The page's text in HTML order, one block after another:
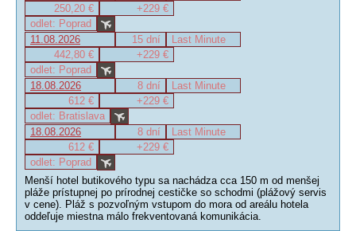
250,20 €
+229 €
odlet: Poprad
11.08.2026
15 dní
Last Minute
442,80 €
+229 €
odlet: Poprad
18.08.2026
8 dní
Last Minute
612 €
+229 €
odlet: Bratislava
18.08.2026
8 dní
Last Minute
612 €
+229 €
odlet: Poprad
Menší hotel butikového typu sa nachádza cca 150 m od menšej
pláže prístupnej po prírodnej cestičke so schodmi (plážový servis
v cene). Pláž s pozvoľným vstupom do mora od areálu hotela
oddeľuje miestna málo frekventovaná komunikácia.